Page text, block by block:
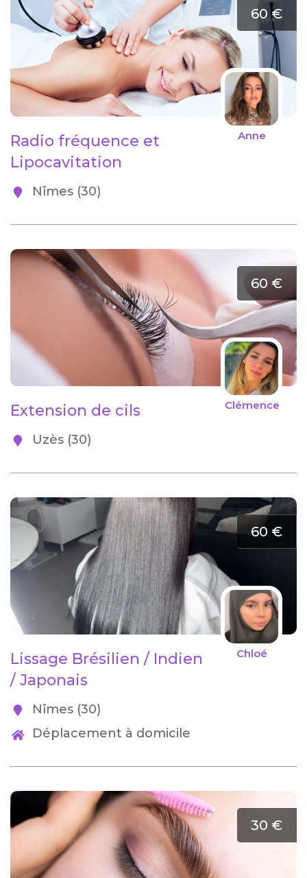
60 €
Anne
Radio fréquence et
Lipocavitation
Nîmes (30)
60 €
Clémence
Extension de cils
Uzès (30)
60 €
Chloé
Lissage Brésilien / Indien
/ Japonais
Nîmes (30)
Déplacement à domicile
30 €